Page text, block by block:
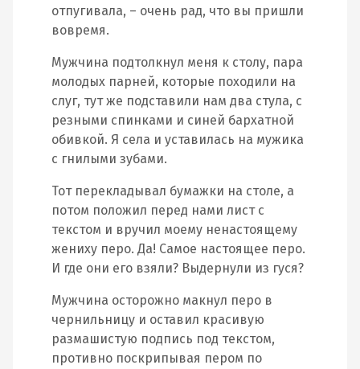
отпугивала, – очень рад, что вы пришли
вовремя.
Мужчина подтолкнул меня к столу, пара
молодых парней, которые походили на
слуг, тут же подставили нам два стула, с
резными спинками и синей бархатной
обивкой. Я села и уставилась на мужика
с гнилыми зубами.
Тот перекладывал бумажки на столе, а
потом положил перед нами лист с
текстом и вручил моему ненастоящему
жениху перо. Да! Самое настоящее перо.
И где они его взяли? Выдернули из гуся?
Мужчина осторожно макнул перо в
чернильницу и оставил красивую
размашистую подпись под текстом,
противно поскрипывая пером по